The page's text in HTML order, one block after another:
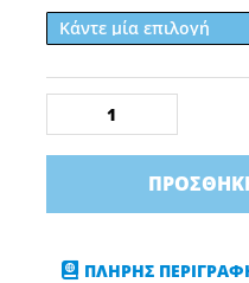
SURFACE
PREP
OIL
RESIDUE
REMOVER
ΠΛΗΡΗΣ